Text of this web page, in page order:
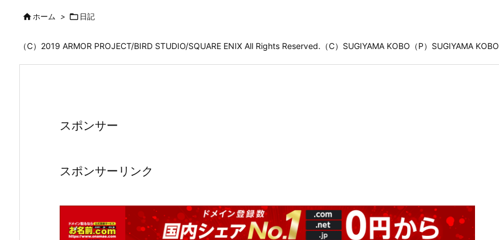
ホーム >  日記
（C）2019 ARMOR PROJECT/BIRD STUDIO/SQUARE ENIX All Rights Reserved.（C）SUGIYAMA KOBO（P）SUGIYAMA KOBO
スポンサー
スポンサーリンク